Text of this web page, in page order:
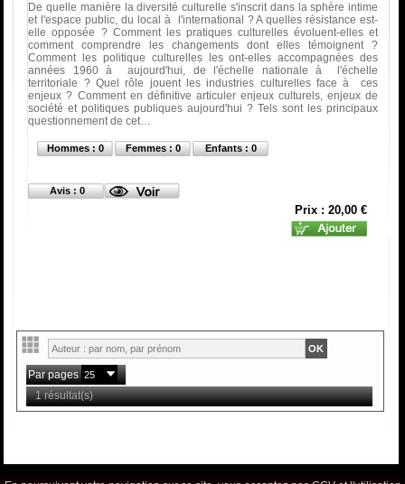
De quelle manière la diversité culturelle s'inscrit dans la sphère intime
et l'espace public, du local à l'international ? A quelles résistance est-
elle opposée ? Comment les pratiques culturelles évoluent-elles et
comment comprendre les changements dont elles témoignent ?
Comment les politique culturelles les ont-elles accompagnées des
années 1960 à aujourd'hui, de l'échelle nationale à l'échelle
territoriale ? Quel rôle jouent les industries culturelles face à ces
enjeux ? Comment en définitive articuler enjeux culturels, enjeux de
société et politiques publiques aujourd'hui ? Tels sont les principaux
questionnement de cet…
Hommes : 0 Femmes : 0 Enfants : 0
Avis : 0
Prix : 20,00 €
Par pages
1 résultat(s)